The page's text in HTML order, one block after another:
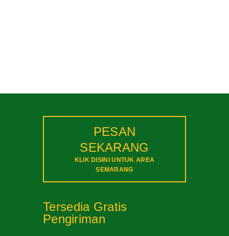
PESAN
SEKARANG
KLIK DISINI UNTUK AREA
SEMARANG
Tersedia Gratis
Pengiriman